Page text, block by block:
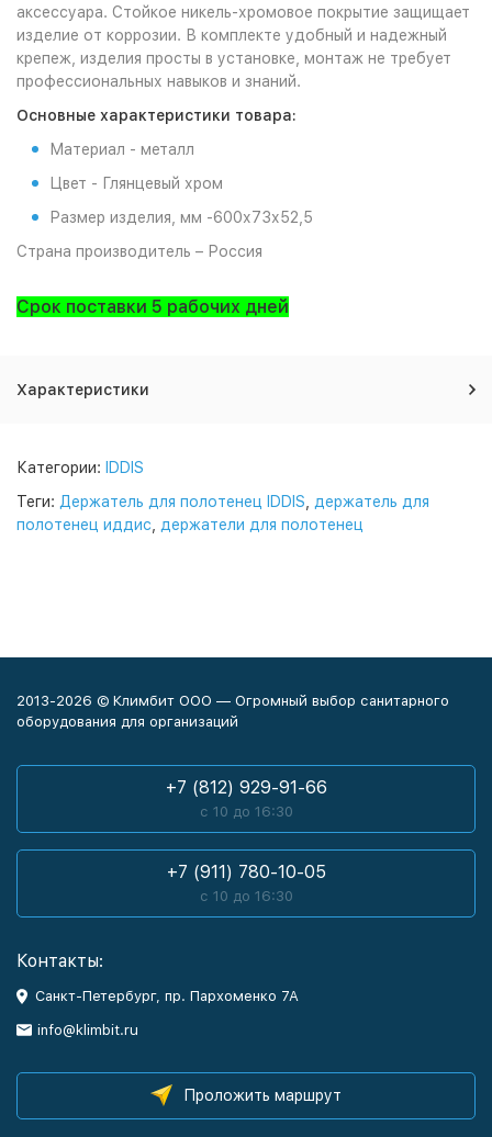
аксессуара. Стойкое никель-хромовое покрытие защищает
изделие от коррозии. В комплекте удобный и надежный
крепеж, изделия просты в установке, монтаж не требует
профессиональных навыков и знаний.
Основные характеристики товара:
Материал - металл
Цвет - Глянцевый хром
Размер изделия, мм -600х73х52,5
Страна производитель – Россия
Срок поставки 5 рабочих дней
Характеристики
Категории:
IDDIS
Теги: Держатель для полотенец IDDIS
держатель для
полотенец иддис
держатели для полотенец
2013-2026 © Климбит ООО — Огромный выбор санитарного
оборудования для организаций
+7 (812) 929-91-66
с 10 до 16:30
+7 (911) 780-10-05
с 10 до 16:30
Контакты:
Санкт-Петербург, пр. Пархоменко 7А
info@klimbit.ru
Проложить маршрут